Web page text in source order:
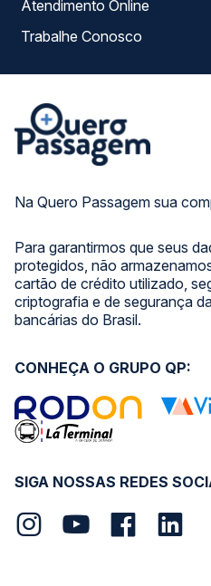
Na Quero Passagem sua
Para garantirmos que seus
protegidos, não
cartão de crédito utilizado,
criptografia e de segurança
bancárias do Brasil.
Atendimento Online
Trabalhe Conosco
SIGA NOSSAS REDES
CONHEÇA O GRUPO QP: